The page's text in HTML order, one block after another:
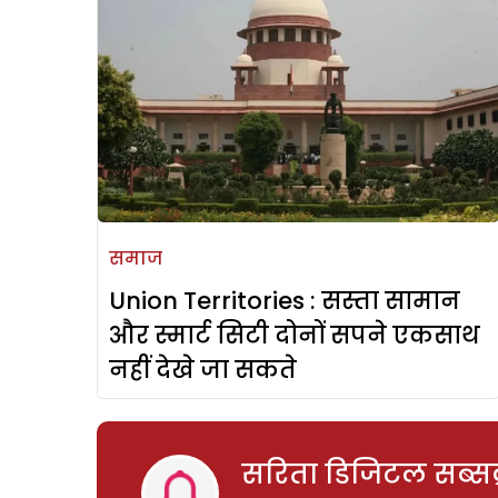
समाज
Union Territories : सस्ता सामान
और स्मार्ट सिटी दोनों सपने एकसाथ
नहीं देखे जा सकते
सरिता डिजिटल